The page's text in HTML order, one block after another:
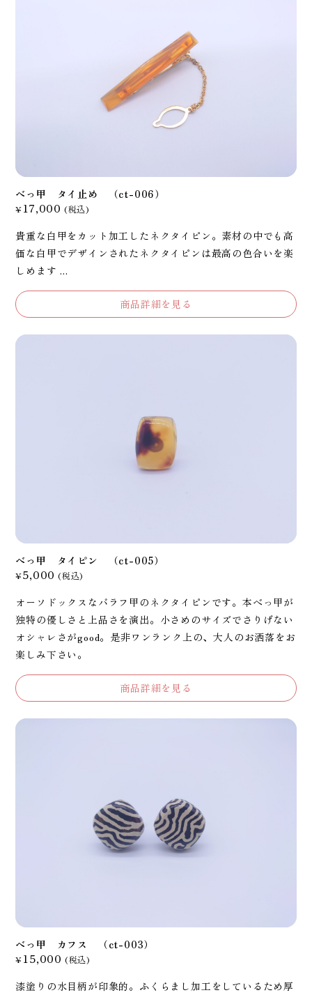
べっ甲 タイ止め （ct-006）
¥17,000 (税込)
貴重な白甲をカット加工したネクタイピン。素材の中でも高
価な白甲でデザインされたネクタイピンは最高の色合いを楽
しめます ...
商品詳細を見る
べっ甲 タイピン （ct-005）
¥5,000 (税込)
オーソドックスなバラフ甲のネクタイピンです。本べっ甲が
独特の優しさと上品さを演出。小さめのサイズでさりげない
オシャレさがgood。是非ワンランク上の、大人のお洒落をお
楽しみ下さい。
商品詳細を見る
べっ甲 カフス （ct-003）
¥15,000 (税込)
漆塗りの水目柄が印象的。ふくらまし加工をしているため厚